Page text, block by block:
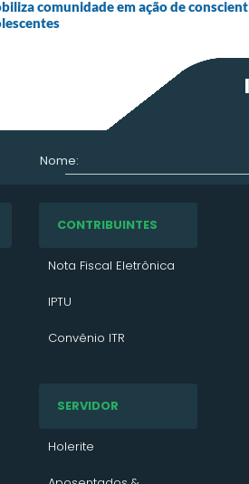
comunidade em ação de
Nome:
CONTRIBUINTES
Nota Fiscal Eletrônica
IPTU
Convênio ITR
VTN 2025
VTN 2024
SERVIDOR
Holerite